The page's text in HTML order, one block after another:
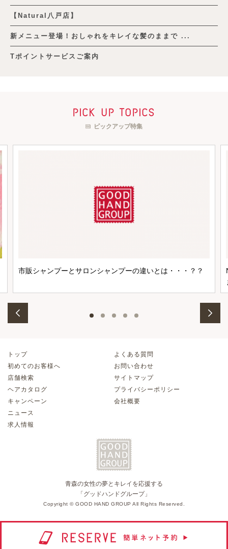
【Natural八戸店】
新メニュー登場！おしゃれをキレイな髪のままで ...
Tポイントサービスご案内
pick up topics
ピックアップ特集
市販シャンプーとサロンシャンプーの違いとは・・・？？
トップ
初めてのお客様へ
店舗検索
ヘアカタログ
キャンペーン
ニュース
求人情報
よくある質問
お問い合わせ
サイトマップ
プライバシーポリシー
会社概要
青森の女性の夢とキレイを応援する
「グッドハンドグループ」
Copyright © GOOD HAND GROUP All Rights Reserved.